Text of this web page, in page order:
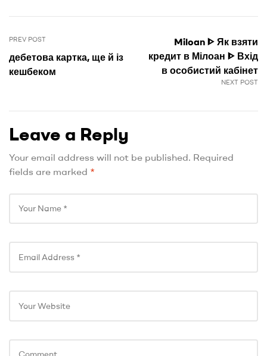
PREV POST
дебетова картка, ще й із
кешбеком
NEXT POST
Miloan ᐈ Як взяти
кредит в Мілоан ᐈ Вхід
в особистий кабінет
Leave a Reply
Your email address will not be published. Required
fields are marked *